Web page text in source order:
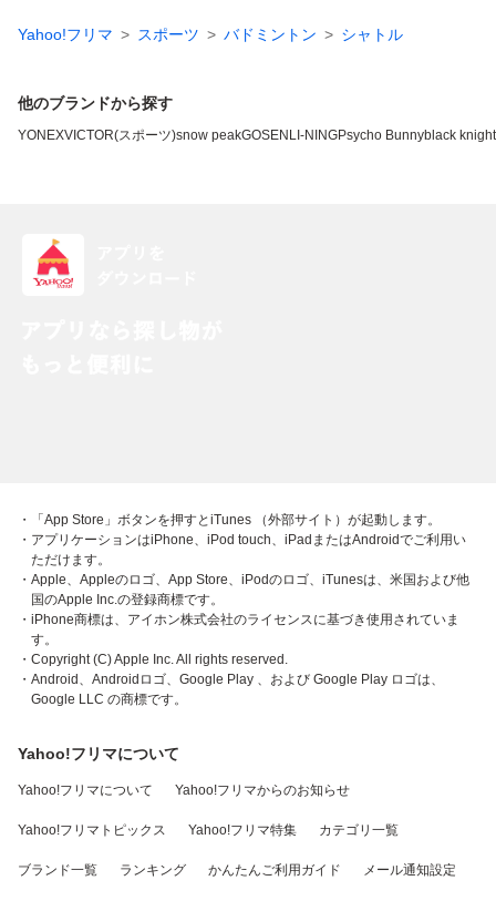
Yahoo!フリマ スポーツ バドミントン シャトル
他のブランドから探す
YONEXVICTOR(スポーツ)snow peakGOSEN LI-NINGPsycho Bunnyblack knight
・「App Store」ボタンを押すとiTunes （外部サイト）が起動します。
・アプリケーションはiPhone、iPod touch、iPadまたはAndroidでご利用い
ただけます。
・Apple、Appleのロゴ、App Store、iPodのロゴ、iTunesは、米国および他
国のApple Inc.の登録商標です。
・iPhone商標は、アイホン株式会社のライセンスに基づき使用されていま
す。
・Copyright (C) Apple Inc. All rights reserved.
・Android、Androidロゴ、Google Play 、および Google Play ロゴは、
Google LLC の商標です。
Yahoo!フリマについて
Yahoo!フリマについて Yahoo!フリマからのお知らせ
Yahoo!フリマトピックス Yahoo!フリマ特集 カテゴリ一覧
ブランド一覧 ランキング かんたんご利用ガイド メール通知設定